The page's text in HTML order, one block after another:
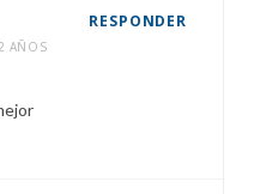
AÑOS
RESPONDER